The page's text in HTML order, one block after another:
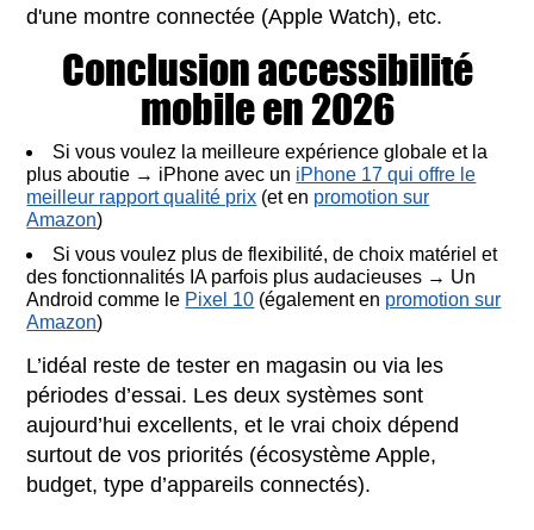
d'une montre connectée (Apple Watch), etc.
Conclusion accessibilité
mobile en 2026
Si vous voulez la meilleure expérience globale et la
plus aboutie → iPhone avec un iPhone 17 qui offre le
meilleur rapport qualité prix (et en promotion sur
Amazon)
Si vous voulez plus de flexibilité, de choix matériel et
des fonctionnalités IA parfois plus audacieuses → Un
Android comme le Pixel 10 (également en promotion sur
Amazon)
L’idéal reste de tester en magasin ou via les
périodes d’essai. Les deux systèmes sont
aujourd’hui excellents, et le vrai choix dépend
surtout de vos priorités (écosystème Apple,
budget, type d’appareils connectés).